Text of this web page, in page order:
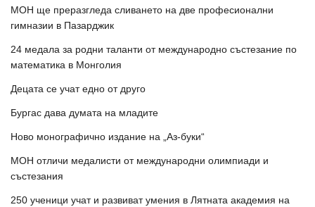
МОН ще преразгледа сливането на две професионални
гимназии в Пазарджик
24 медала за родни таланти от международно състезание по
математика в Монголия
Децата се учат едно от друго
Бургас дава думата на младите
Ново монографично издание на „Аз-буки“
МОН отличи медалисти от международни олимпиади и
състезания
250 ученици учат и развиват умения в Лятната академия на